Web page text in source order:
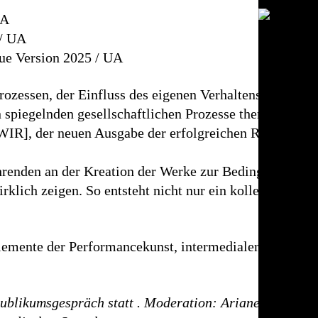
UA
Version 2025 / UA
der Einfluss des eigenen Verhaltens auf die
gesellschaftlichen Prozesse
der neuen Ausgabe der erfolgreichen Reihe
an der Kreation der Werke zur Bedingung hat,
zeigen. So entsteht nicht nur ein kollektiver
der Performancekunst, intermedialen Kunst
statt . Moderation: Ariane Jeßulat,